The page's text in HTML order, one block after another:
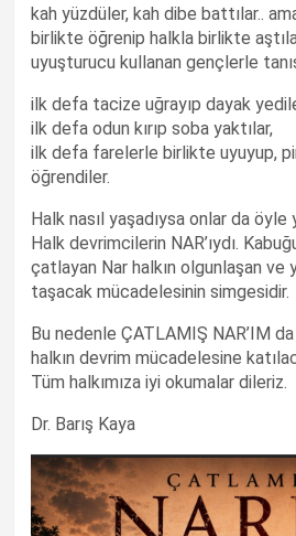
kah yüzdüler, kah dibe battılar..
birlikte öğrenip halkla birlikte
uyuşturucu kullanan gençlerle
ilk defa tacize uğrayıp dayak
ilk defa odun kırıp soba yaktılar,
ilk defa farelerle birlikte uyuyup,
öğrendiler.
Halk nasıl yaşadıysa onlar da öyle
Halk devrimcilerin NAR’ıydı.
çatlayan Nar halkın olgunlaşan ve
taşacak mücadelesinin simgesidir.
Bu nedenle ÇATLAMIŞ NAR’IM
halkın devrim mücadelesine
Tüm halkımıza iyi okumalar dileriz.
Dr. Barış Kaya